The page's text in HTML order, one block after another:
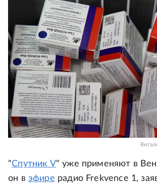
"Спутник V" уже применяют в
он в эфире радио Frekvence 1,